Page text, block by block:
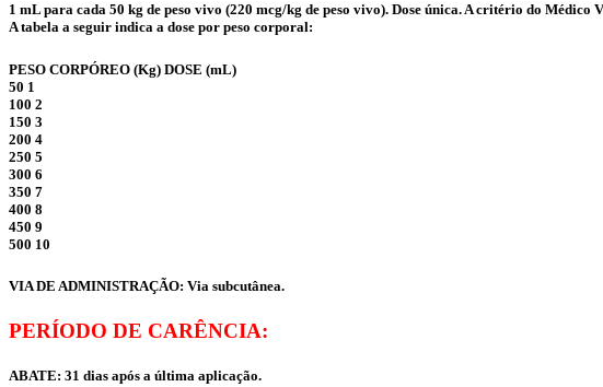
1 mL para cada 50 kg de peso vivo (220 mcg/kg de peso vivo). Dose única. A critério do
A tabela a seguir indica a dose por peso corporal:
PESO CORPÓREO (Kg) DOSE (mL)
50 1
100 2
150 3
200 4
250 5
300 6
350 7
400 8
450 9
500 10
VIA DE ADMINISTRAÇÃO: Via subcutânea.
PERÍODO DE CARÊNCIA:
ABATE: 31 dias após a última aplicação.